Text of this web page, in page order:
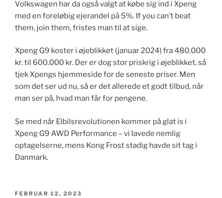
Volkswagen har da også valgt at købe sig ind i Xpeng
med en foreløbig ejerandel på 5%. If you can’t beat
them, join them, fristes man til at sige.
Xpeng G9 koster i øjeblikket (januar 2024) fra 480.000
kr. til 600.000 kr. Der er dog stor priskrig i øjeblikket, så
tjek Xpengs hjemmeside for de seneste priser. Men
som det ser ud nu, så er det allerede et godt tilbud, når
man ser på, hvad man får for pengene.
Se med når Elbilsrevolutionen kommer på glat is i
Xpeng G9 AWD Performance – vi lavede nemlig
optagelserne, mens Kong Frost stadig havde sit tag i
Danmark.
UDGIVET
FEBRUAR 12, 2023